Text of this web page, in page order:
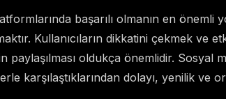
başarılı olmanın en önemli
Kullanıcıların dikkatini çekmek ve
paylaşılması oldukça önemlidir. Sosyal
karşılaştıklarından dolayı, yenilik ve